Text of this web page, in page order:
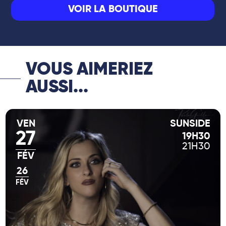
VOIR LA BOUTIQUE
VOUS AIMERIEZ
AUSSI...
VEN
27
FÉV
26
FÉV
SUNSIDE
19H30
21H30